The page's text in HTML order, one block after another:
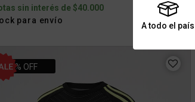
A todo el país
sin interés de $40.000
para envío
20% OFF